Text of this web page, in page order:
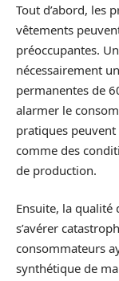
Tout d’abord, les
vêtements
préoccupantes.
nécessairement
permanentes de
alarmer le
pratiques
comme des
de production.
Ensuite, la qualité
s’avérer
consommateurs
synthétique de